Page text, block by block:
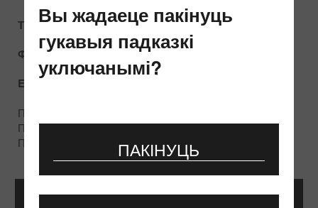
Вы жадаеце пакінуць
гукавыя падказкі
уключанымі?
ПАКІНУЦЬ
Тэл.: (+ 375 17) 293 81 00
Факс:
E-mail
Пн-Чц: 8:30–17:30
Пт: 8:30–16:15
Перапынак: 13:00 - 13:45